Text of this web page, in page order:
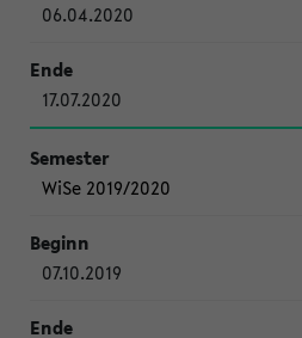
06.04.2020
17.07.2020
WiSe 2019/2020
07.10.2019